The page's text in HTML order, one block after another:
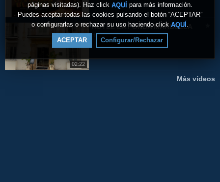
páginas visitadas). Haz click AQUÍ para más información.
Puedes aceptar todas las cookies pulsando el botón “ACEPTAR”
o configurarlas o rechazar su uso haciendo click AQUÍ .
ACEPTAR Configurar/Rechazar
02:22
HOTEL LA FONDA MARBELLA
Hace un año
Más vídeos